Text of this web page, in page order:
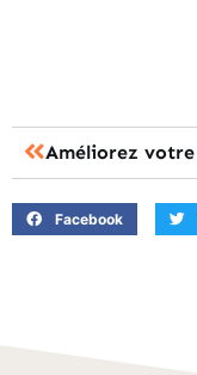
Facebook